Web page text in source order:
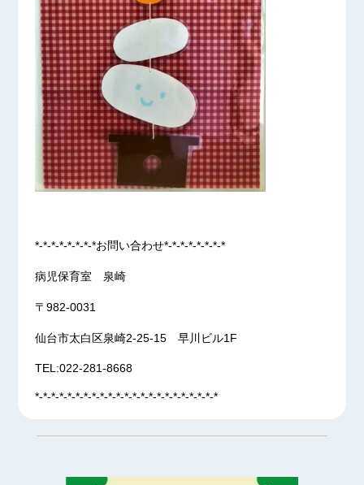
*-*-*-*-*-*-*-*お問い合わせ*-*-*-*-*-*-*-*
病児保育室 泉崎
〒982-0031
仙台市太白区泉崎2-25-15 早川ビル1F
TEL:022-281-8668
*-*-*-*-*-*-*-*-*-*-*-*-*-*-*-*-*-*-*-*-*-*-*